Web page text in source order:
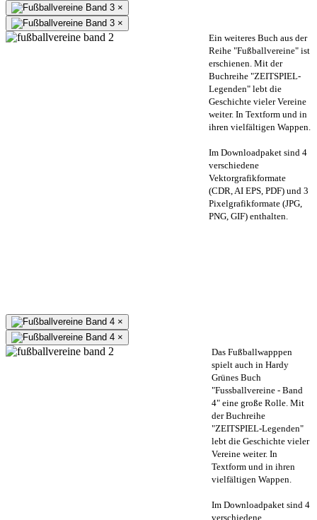
×
×
Ein weiteres Buch aus der
Reihe "Fußballvereine" ist
erschienen. Mit der
Buchreihe "ZEITSPIEL-
Legenden" lebt die
Geschichte vieler Vereine
weiter. In Textform und in
ihren vielfältigen Wappen.
Im Downloadpaket sind 4
verschiedene
Vektorgrafikformate
(CDR, AI EPS, PDF) und 3
Pixelgrafikformate (JPG,
PNG, GIF) enthalten.
×
×
Das Fußballwapppen
spielt auch in Hardy
Grünes Buch
"Fussballvereine - Band
4" eine große Rolle. Mit
der Buchreihe
"ZEITSPIEL-Legenden"
lebt die Geschichte vieler
Vereine weiter. In
Textform und in ihren
vielfältigen Wappen.
Im Downloadpaket sind 4
verschiedene